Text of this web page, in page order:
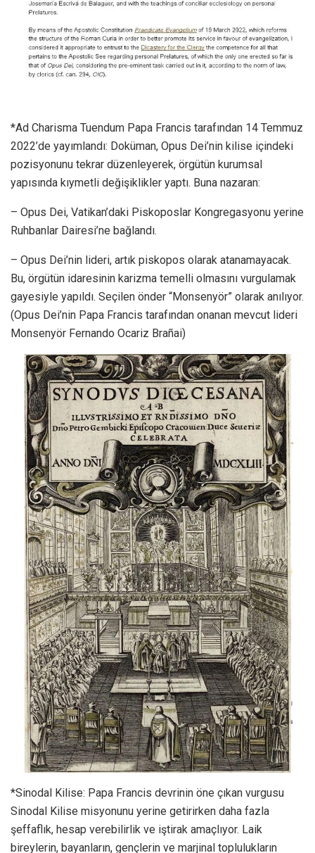
*Ad Charisma Tuendum Papa Francis tarafından 14 Temmuz
2022’de yayımlandı: Doküman, Opus Dei’nin kilise içindeki
pozisyonunu tekrar düzenleyerek, örgütün kurumsal
yapısında kıymetli değişiklikler yaptı. Buna nazaran:
– Opus Dei, Vatikan’daki Piskoposlar Kongregasyonu yerine
Ruhbanlar Dairesi’ne bağlandı.
– Opus Dei’nin lideri, artık piskopos olarak atanamayacak.
Bu, örgütün idaresinin karizma temelli olmasını vurgulamak
gayesiyle yapıldı. Seçilen önder “Monsenyör” olarak anılıyor.
(Opus Dei’nin Papa Francis tarafından onanan mevcut lideri
Monsenyör Fernando Ocariz Brañai)
*Sinodal Kilise: Papa Francis devrinin öne çıkan vurgusu
Sinodal Kilise misyonunu yerine getirirken daha fazla
şeffaflık, hesap verebilirlik ve iştirak amaçlıyor. Laik
bireylerin, bayanların, gençlerin ve marjinal toplulukların